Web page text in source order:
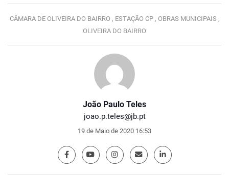
João Paulo Teles
joao.p.teles@jb.pt
19 de Maio de 2020 16:53
CÂMARA DE OLIVEIRA DO BAIRRO , ESTAÇÃO CP , OBRAS MUNICIPAIS ,
OLIVEIRA DO BAIRRO